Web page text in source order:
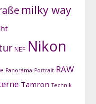
milky way
NEF Nikon
Panorama Portrait RAW
Tamron Technik